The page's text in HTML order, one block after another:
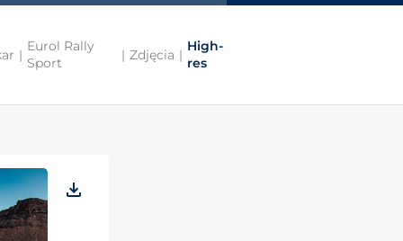
|
Eurol Rally
Sport
| Zdjęcia |
High-
res